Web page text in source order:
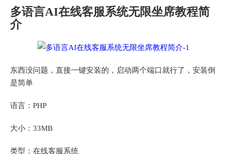
多语言AI在线客服系统无限坐席教程简
介
东西没问题，直接一键安装的，启动两个端口就行了，安装倒
是简单
语言：PHP
大小：33MB
类型：在线客服系统